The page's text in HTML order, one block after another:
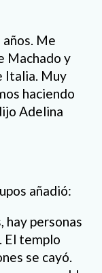
Me
Machado y
Italia. Muy
haciendo
Adelina
añadió:
hay personas
El templo
se cayó.